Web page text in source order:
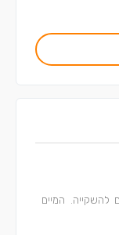
להשקייה. המיים